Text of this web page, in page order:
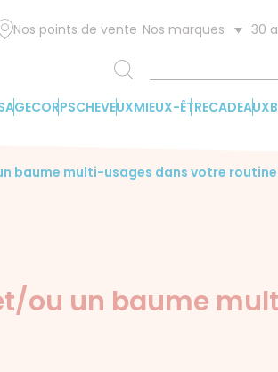
Nos points de vente Nos marques 30
CORPSCHEVEUXMIEUX-ÊTRECADEAUX
baume multi-usages dans votre
ou un baume